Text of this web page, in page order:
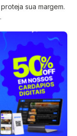
sua margem.